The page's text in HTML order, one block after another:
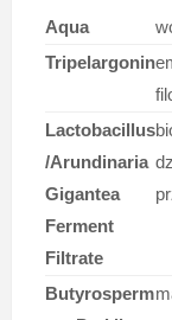
Aqua
Tripelargonin
Lactobacillus
/Arundinaria
Gigantea
Ferment
Filtrate
Butyrosperm